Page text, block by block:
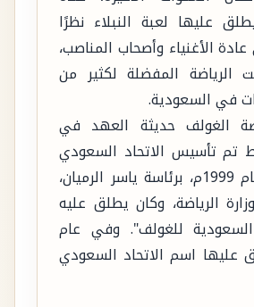
عليها لعبة النبلاء نظرًا
الأغنياء وأصحاب المناصب،
الرياضة المفضلة لكثير من
في السعودية.
الغولف حديثة العهد في
تم تأسيس الاتحاد السعودي
للغولف في عام 1999م، برئاسة ياسر الرميان،
الرياضة، وكان يطلق عليه
للغولف". وفي عام
عليها اسم الاتحاد السعودي